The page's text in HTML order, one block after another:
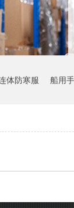
体防寒服 船用